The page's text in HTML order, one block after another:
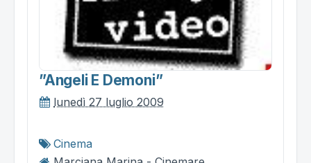
”angeli E Demoni”
lunedì 27 luglio 2009
Cinema